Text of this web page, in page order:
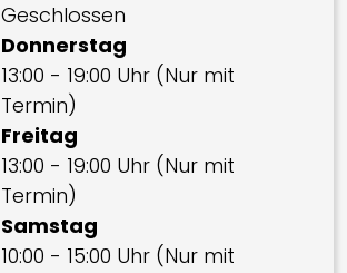
Geschlossen
Donnerstag
13:00 - 19:00 Uhr (Nur mit
Termin)
Freitag
13:00 - 19:00 Uhr (Nur mit
Termin)
Samstag
10:00 - 15:00 Uhr (Nur mit